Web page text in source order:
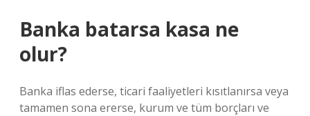
Banka batarsa kasa ne
olur?
Banka iflas ederse, ticari faaliyetleri kısıtlanırsa veya
tamamen sona ererse, kurum ve tüm borçları ve